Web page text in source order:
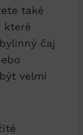
také
které
čaj
velmi